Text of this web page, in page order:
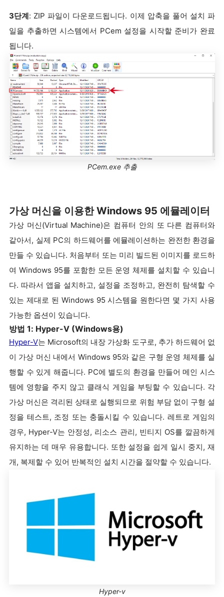
3단계: ZIP 파일이 다운로드됩니다. 이제 압축을 풀어 설치 파
일을 추출하면 시스템에서 PCem 설정을 시작할 준비가 완료
됩니다.
PCem.exe 추출
가상 머신을 이용한 Windows 95 에뮬레이터
가상 머신(Virtual Machine)은 컴퓨터 안의 또 다른 컴퓨터와
같아서, 실제 PC의 하드웨어를 에뮬레이션하는 완전한 환경을
만들 수 있습니다. 처음부터 또는 미리 빌드된 이미지를 로드하
여 Windows 95를 포함한 모든 운영 체제를 설치할 수 있습니
다. 따라서 앱을 설치하고, 설정을 조정하고, 완전히 탐색할 수
있는 제대로 된 Windows 95 시스템을 원한다면 몇 가지 사용
가능한 옵션이 있습니다.
방법 1: Hyper-V (Windows용)
Hyper-V는 Microsoft의 내장 가상화 도구로, 추가 하드웨어 없
이 가상 머신 내에서 Windows 95와 같은 구형 운영 체제를 실
행할 수 있게 해줍니다. PC에 별도의 환경을 만들어 메인 시스
템에 영향을 주지 않고 클래식 게임을 부팅할 수 있습니다. 각
가상 머신은 격리된 상태로 실행되므로 위험 부담 없이 구형 설
정을 테스트, 조정 또는 충돌시킬 수 있습니다. 레트로 게임의
경우, Hyper-V는 안정성, 리소스 관리, 빈티지 OS를 깔끔하게
유지하는 데 매우 유용합니다. 또한 설정을 쉽게 일시 중지, 재
개, 복제할 수 있어 반복적인 설치 시간을 절약할 수 있습니다.
Hyper-v